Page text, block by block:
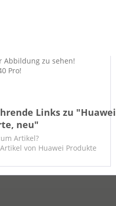
Abbildung zu sehen!
Pro!
Links zu "Huawei
neu"
Artikel?
von Huawei Produkte